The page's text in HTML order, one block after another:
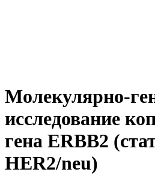
Молекулярно-
исследование
гена ERBB2
HER2/neu)